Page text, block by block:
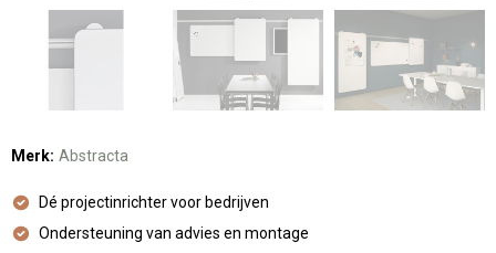
Merk: Abstracta
Dé projectinrichter voor bedrijven
Ondersteuning van advies en montage